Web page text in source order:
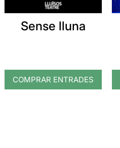
Sense lluna
COMPRAR ENTRADES